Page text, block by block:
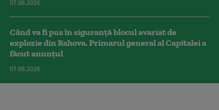
07.08.2026
Când va fi pus în siguranță blocul avariat de
explozie din Rahova. Primarul general al Capitalei a
făcut anunțul
07.08.2026